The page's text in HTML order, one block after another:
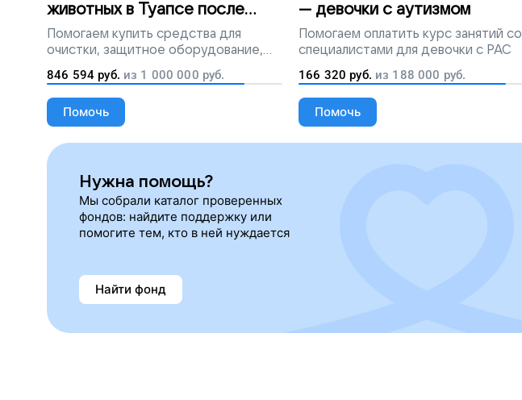
животных в Туапсе после
разлива мазута
Помогаем купить средства для
очистки, защитное оборудование,
лекарства, корм и предметы первой
необходимости
846 594 руб. из 1 000 000 руб.
Помочь
— девочки с аутизмом
Помогаем оплатить курс занятий со
специалистами для девочки с РАС
166 320 руб. из 188 000 руб.
Помочь
Нужна помощь?
Мы собрали каталог проверенных
фондов: найдите поддержку или
помогите тем, кто в ней нуждается
Найти фонд